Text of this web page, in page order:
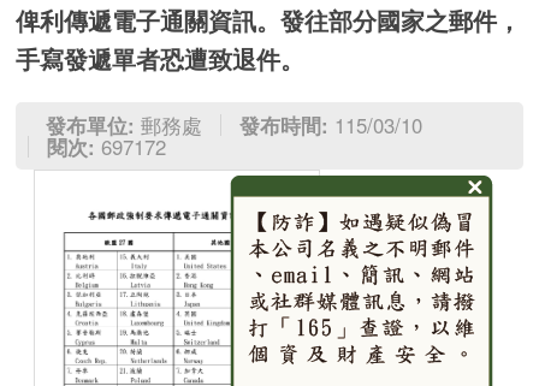
俾利傳遞電子通關資訊。發往部分國家之郵件，
手寫發遞單者恐遭致退件。
發布單位: 郵務處 發布時間: 115/03/10
閱次: 697172